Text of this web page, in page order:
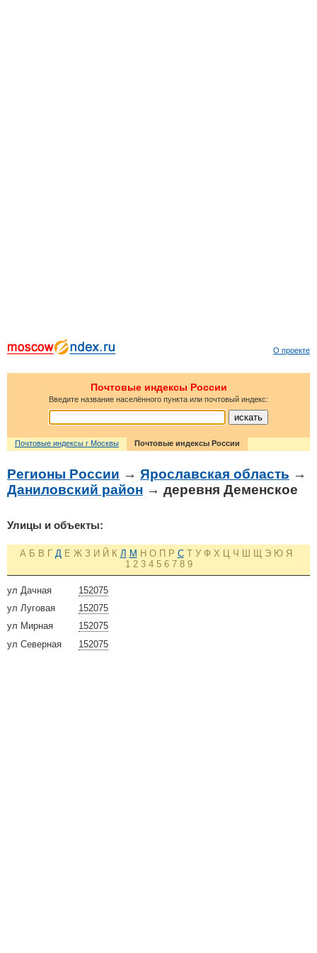
О проекте
Почтовые индексы России
Введите название населённого пункта или почтовый индекс:
Почтовые индексы г Москвы Почтовые индексы России
Регионы России → Ярославская область →
Даниловский район → деревня Деменское
Улицы и объекты:
А Б В Г Д Е Ж З И Й К Л М Н О П Р С Т У Ф Х Ц Ч Ш Щ Э Ю Я
1 2 3 4 5 6 7 8 9
152075
ул Дачная
152075
ул Луговая
152075
ул Мирная
152075
ул Северная